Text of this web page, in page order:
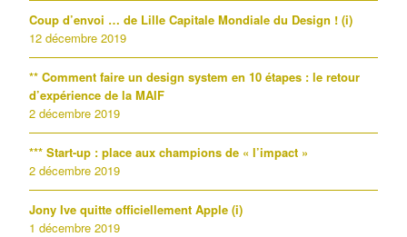
Coup d’envoi … de Lille Capitale Mondiale du Design ! (i)
12 décembre 2019
** Comment faire un design system en 10 étapes : le retour
d’expérience de la MAIF
2 décembre 2019
*** Start-up : place aux champions de « l’impact »
2 décembre 2019
Jony Ive quitte officiellement Apple (i)
1 décembre 2019